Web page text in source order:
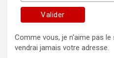
Comme vous, je n'aime pas le
vendrai jamais votre adresse.